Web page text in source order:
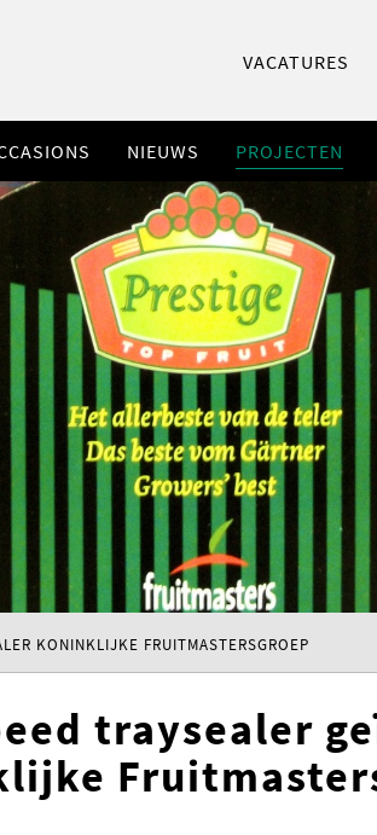
VACATURES
NIEUWS PROJECTEN
KONINKLIJKE FRUITMASTERSGROEP
traysealer